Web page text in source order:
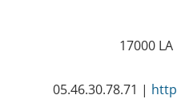
17000 LA
05.46.30.78.71 |